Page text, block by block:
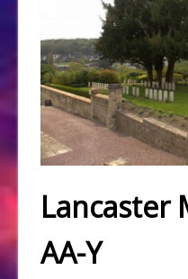
Lancaster
AA-Y